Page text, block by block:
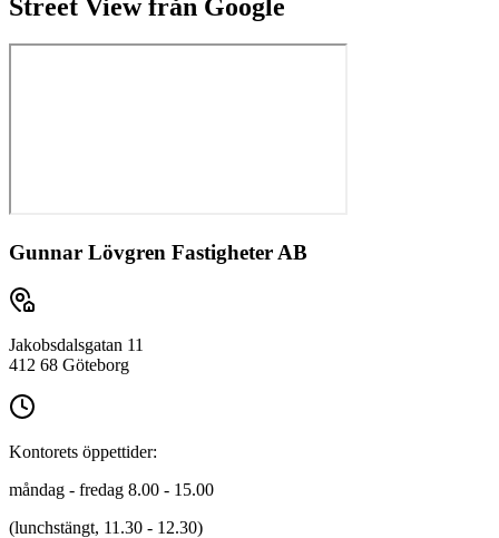
Street View från Google
Gunnar Lövgren Fastigheter AB
Jakobsdalsgatan 11
412 68 Göteborg
Kontorets öppettider:
måndag - fredag 8.00 - 15.00
(lunchstängt, 11.30 - 12.30)